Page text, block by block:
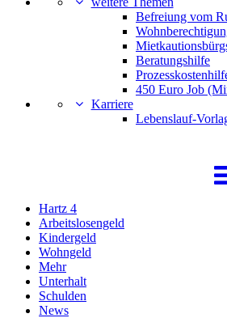
Befreiung vom
Beratungshilfe
450 Euro Job
Karriere
Lebenslauf-
Hartz 4
Arbeitslosengeld
Kindergeld
Wohngeld
Mehr
Unterhalt
Schulden
News